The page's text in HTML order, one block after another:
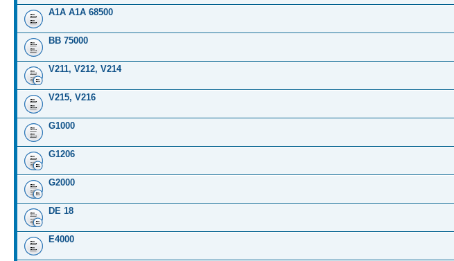
A1A A1A 68500
BB 75000
V211, V212, V214
V215, V216
G1000
G1206
G2000
DE 18
E4000